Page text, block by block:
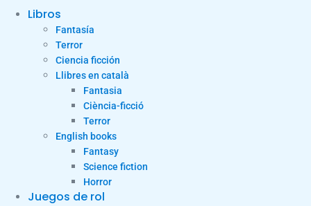
Libros
Fantasía
Terror
Ciencia ficción
Llibres en català
Fantasia
Ciència-ficció
Terror
English books
Fantasy
Science fiction
Horror
Juegos de rol